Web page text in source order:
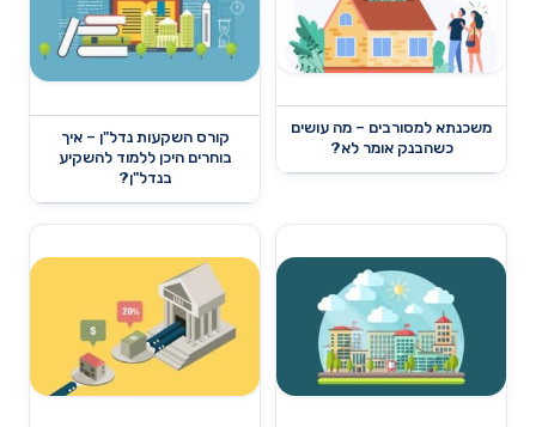
משכנתא למסורבים – מה עושים
כשהבנק אומר לא?
קורס השקעות נדל"ן – איך
בוחרים היכן ללמוד להשקיע
בנדל"ן?